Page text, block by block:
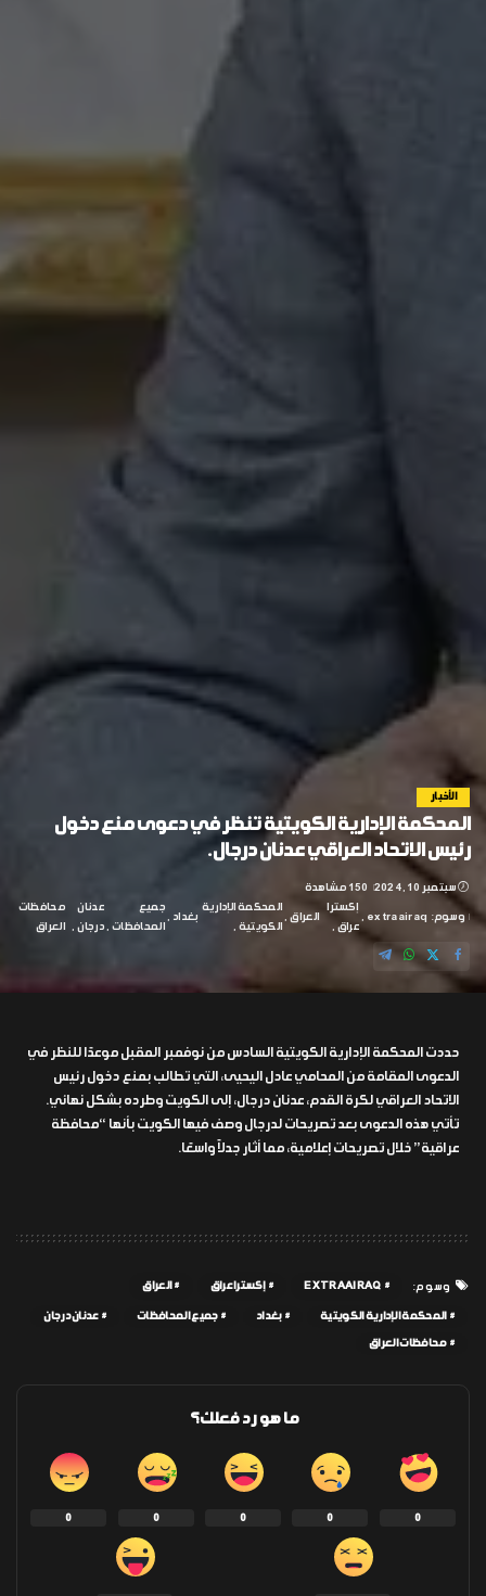
الأخبار
المحكمة الإدارية الكويتية تنظر في دعوى منع دخول
رئيس الاتحاد العراقي عدنان درجال.
سبتمبر 10, 2024 150 مشاهدة
وسوم: extraairaq
إكسترا
عراق
العراق
المحكمة الإدارية
الكويتية
بغداد
جميع
المحافظات
عدنان
درجان
محافظات
العراق
حددت المحكمة الإدارية الكويتية السادس من نوفمبر المقبل موعدًا للنظر في
الدعوى المقامة من المحامي عادل اليحيى، التي تطالب بمنع دخول رئيس
الاتحاد العراقي لكرة القدم، عدنان درجال، إلى الكويت وطرده بشكل نهائي.
تأتي هذه الدعوى بعد تصريحات لدرجال وصف فيها الكويت بأنها “محافظة
عراقية” خلال تصريحات إعلامية، مما أثار جدلاً واسعًا.
وسوم: EXTRAAIRAQ إكسترا عراق العراق
المحكمة الإدارية الكويتية بغداد جميع المحافظات عدنان درجان
محافظات العراق
ما هو رد فعلك؟
0
0
0
0
0